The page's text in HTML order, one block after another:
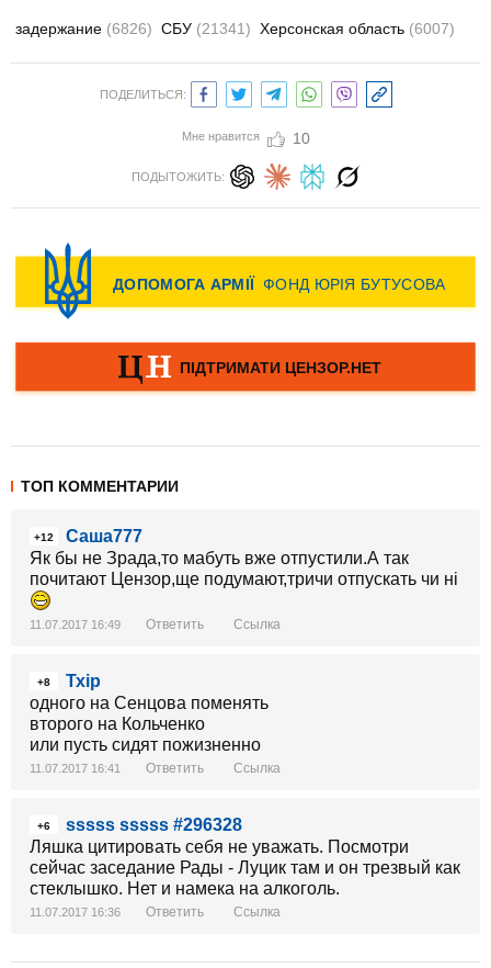
задержание (6826) СБУ (21341) Херсонская область (6007)
ПОДЕЛИТЬСЯ:
Мне нравится 10
ПОДЫТОЖИТЬ:
ТОП КОММЕНТАРИИ
+12
Саша777
Як бы не Зрада,то мабуть вже отпустили.А так
почитают Цензор,ще подумают,тричи отпускать чи нi
11.07.2017 16:49 Ответить Ссылка
+8
Тхір
одного на Сенцова поменять
второго на Кольченко
или пусть сидят пожизненно
11.07.2017 16:41 Ответить Ссылка
+6
sssss sssss #296328
Ляшка цитировать себя не уважать. Посмотри
сейчас заседание Рады - Луцик там и он трезвый как
стеклышко. Нет и намека на алкоголь.
11.07.2017 16:36 Ответить Ссылка